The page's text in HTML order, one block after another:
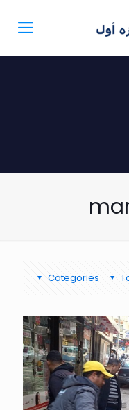
Categories